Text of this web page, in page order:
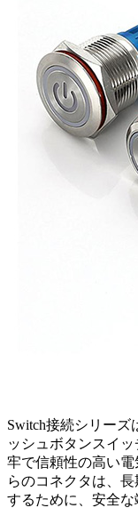
Switch接続シリー
ッシュボタンスイ
牢で信頼性の高い
らのコネクタは、
するために、安全